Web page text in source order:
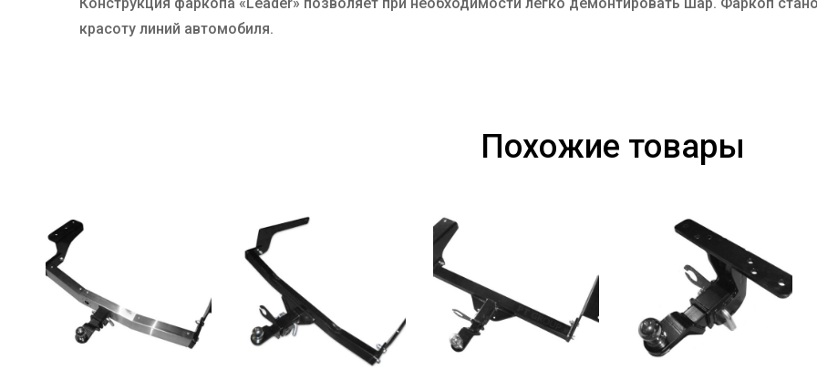
красоту линий автомобиля.
Похожие товары